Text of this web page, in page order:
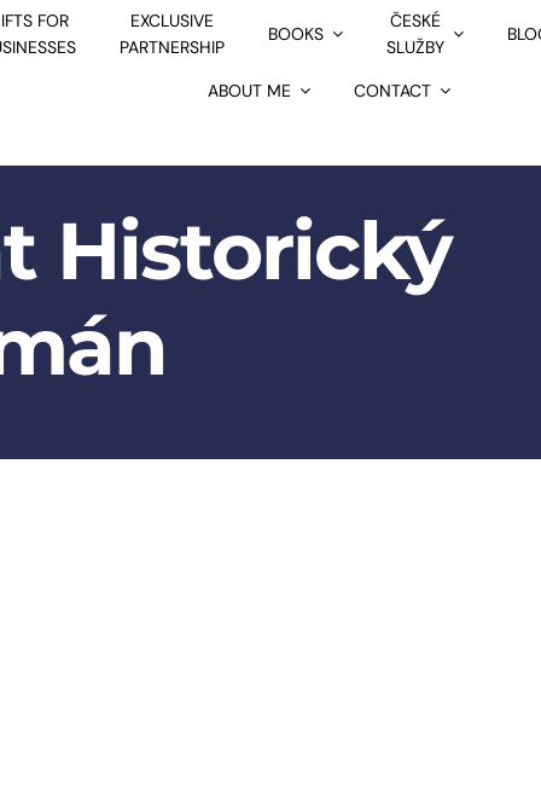
FOR
EXCLUSIVE
PARTNERSHIP
BOOKS
ČESKÉ
SLUŽBY
ABOUT ME CONTACT
Historický